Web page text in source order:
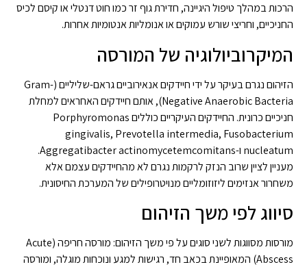
הרכות במהלך טיפול היגיינה, חדירת גוף זר כמו חוט דנטלי או קיסם לכיס
החניכיים, וחריצי שורש עמוקים או אנומליות אנטומיות אחרות.
המיקרוביולוגיה של המורסה
הזיהום נגרם בעיקר על ידי חיידקים אנאירוביים גראם-שליליים (Gram-
Negative Anaerobic Bacteria), אותם חיידקים האחראים למחלת
חניכיים כרונית. החיידקים העיקריים כוללים Porphyromonas
gingivalis, Prevotella intermedia, Fusobacterium
nucleatum ו-Aggregatibacter actinomycetemcomitans.
מעניין לציין שרוב הנזק לרקמות נגרם לא מהחיידקים עצמם אלא
משחרור אנזימים ליזוזומליים מנויטרופילים של המערכת החיסונית.
סיווג לפי משך הזיהום
מורסות מסווגות לשני סוגים על פי משך הזיהום: מורסה חריפה (Acute
Abscess) המאופיינת בכאב חד, רגישות למגע ונוכחות מוגלה, ומורסה